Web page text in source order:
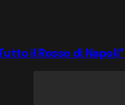
il Rosso di Napoli”